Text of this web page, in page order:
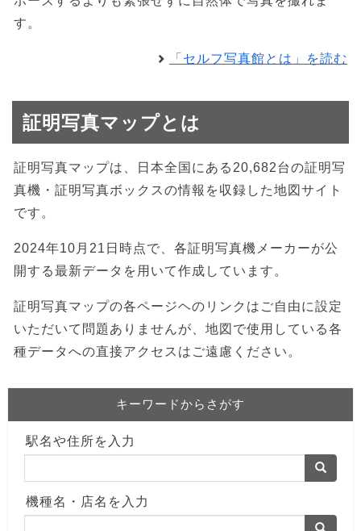
す。
「セルフ写真館とは」を読む
証明写真マップとは
証明写真マップは、日本全国にある20,682台の証明写
真機・証明写真ボックスの情報を収録した地図サイト
です。
2024年10月21日時点で、各証明写真機メーカーが公
開する最新データを用いて作成しています。
証明写真マップの各ページヘのリンクはご自由に設定
いただいて問題ありませんが、地図で使用している各
種データへの直接アクセスはご遠慮ください。
キーワードからさがす
駅名や住所を入力
機種名・店名を入力